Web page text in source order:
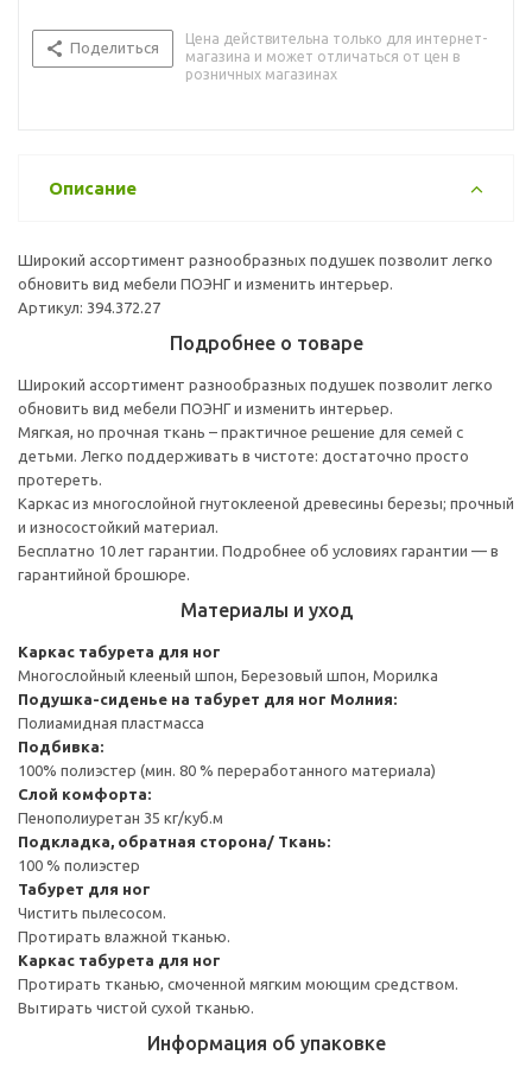
Поделиться
Цена действительна только для интернет-
магазина и может отличаться от цен в
розничных магазинах
Описание
Широкий ассортимент разнообразных подушек позволит легко
обновить вид мебели ПОЭНГ и изменить интерьер.
Артикул: 394.372.27
Подробнее о товаре
Широкий ассортимент разнообразных подушек позволит легко
обновить вид мебели ПОЭНГ и изменить интерьер.
Мягкая, но прочная ткань – практичное решение для семей с
детьми. Легко поддерживать в чистоте: достаточно просто
протереть.
Каркас из многослойной гнутоклееной древесины березы; прочный
и износостойкий материал.
Бесплатно 10 лет гарантии. Подробнее об условиях гарантии — в
гарантийной брошюре.
Материалы и уход
Каркас табурета для ног
Многослойный клееный шпон, Березовый шпон, Морилка
Подушка-сиденье на табурет для ног Молния:
Полиамидная пластмасса
Подбивка:
100% полиэстер (мин. 80 % переработанного материала)
Слой комфорта:
Пенополиуретан 35 кг/куб.м
Подкладка, обратная сторона/ Ткань:
100 % полиэстер
Табурет для ног
Чистить пылесосом.
Протирать влажной тканью.
Каркас табурета для ног
Протирать тканью, смоченной мягким моющим средством.
Вытирать чистой сухой тканью.
Информация об упаковке